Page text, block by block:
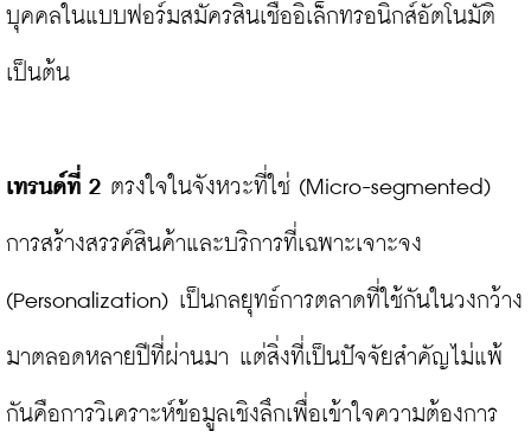
บุคคลในแบบฟอร์มสมัครสินเชื่ออิเล็กทรอนิกส์อัตโนมัติ
เป็นต้น
เทรนด์ที่ 2 ตรงใจในจังหวะที่ใช่ (Micro-segmented)
การสร้างสรรค์สินค้าและบริการที่เฉพาะเจาะจง
(Personalization) เป็นกลยุทธ์การตลาดที่ใช้กันในวงกว้าง
มาตลอดหลายปีที่ผ่านมา แต่สิ่งที่เป็นปัจจัยสำคัญไม่แพ้
กันคือการวิเคราะห์ข้อมูลเชิงลึกเพื่อเข้าใจความต้องการ